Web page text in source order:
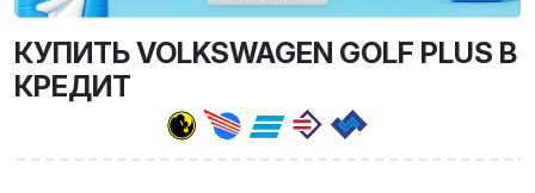
КУПИТЬ VOLKSWAGEN GOLF PLUS В
КРЕДИТ